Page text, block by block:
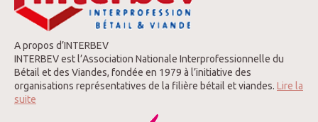
A propos d’INTERBEV
INTERBEV est l’Association Nationale Interprofessionnelle du
Bétail et des Viandes, fondée en 1979 à l’initiative des
organisations représentatives de la filière bétail et viandes. Lire la
suite